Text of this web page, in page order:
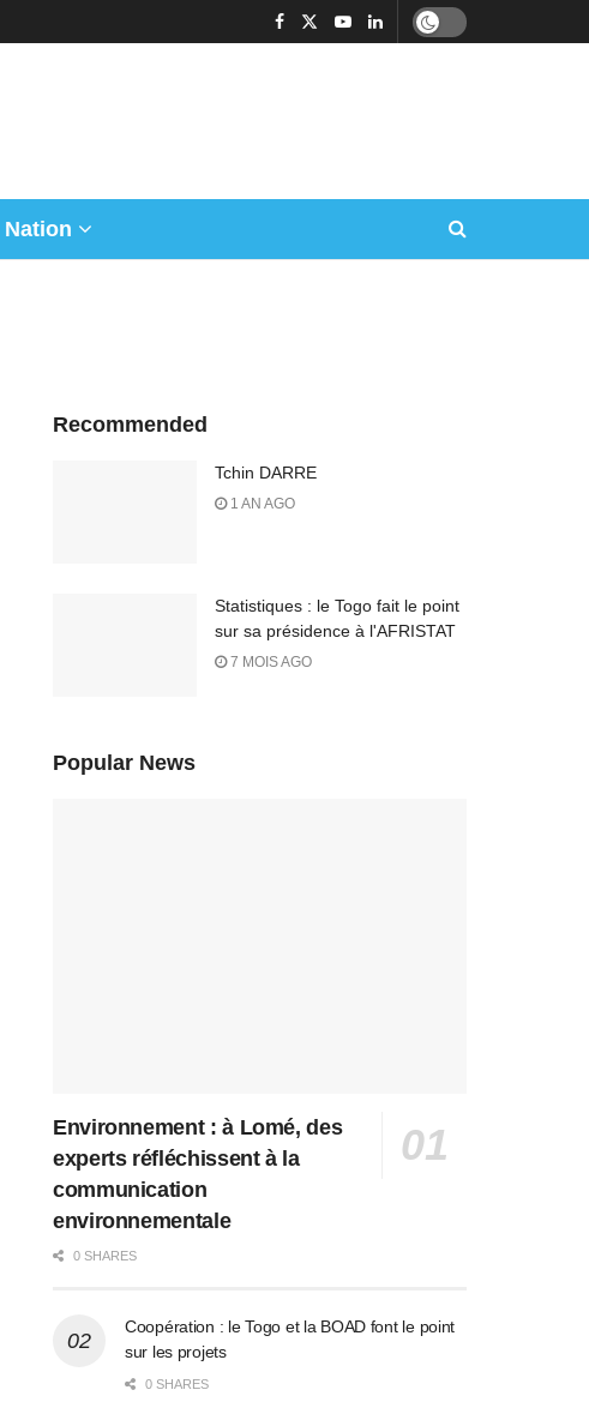
Nation
Recommended
Tchin DARRE
1 AN AGO
Statistiques : le Togo fait le point
sur sa présidence à l'AFRISTAT
7 MOIS AGO
Popular News
Environnement : à Lomé, des
experts réfléchissent à la
communication
environnementale
0 SHARES
Coopération : le Togo et la BOAD font le point
sur les projets
0 SHARES